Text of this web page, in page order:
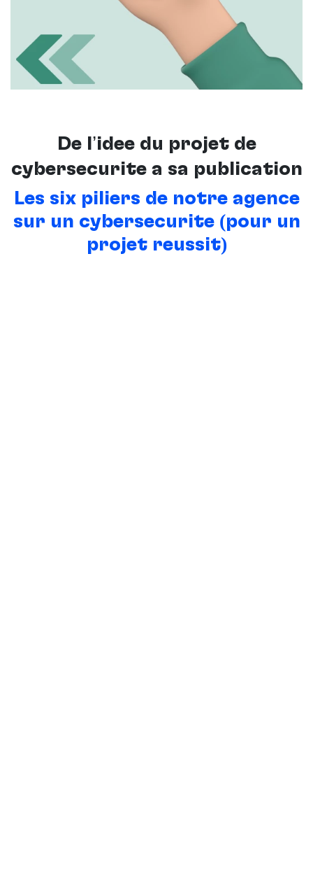
De l’idée du projet de
cybersécurité à sa publication
Les six piliers de notre agence
sur un cybersécurité (pour un
projet réussit)